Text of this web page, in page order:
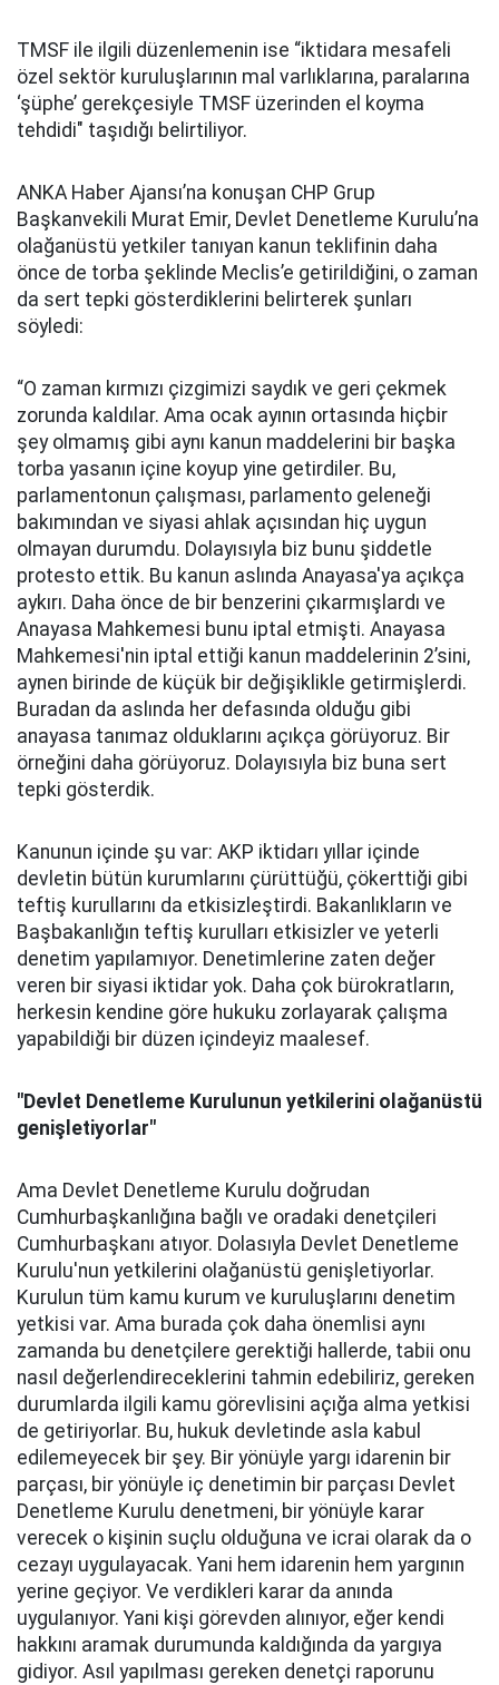
TMSF ile ilgili düzenlemenin ise “iktidara mesafeli
özel sektör kuruluşlarının mal varlıklarına, paralarına
‘şüphe’ gerekçesiyle TMSF üzerinden el koyma
tehdidi" taşıdığı belirtiliyor.
ANKA Haber Ajansı’na konuşan CHP Grup
Başkanvekili Murat Emir, Devlet Denetleme Kurulu’na
olağanüstü yetkiler tanıyan kanun teklifinin daha
önce de torba şeklinde Meclis’e getirildiğini, o zaman
da sert tepki gösterdiklerini belirterek şunları
söyledi:
“O zaman kırmızı çizgimizi saydık ve geri çekmek
zorunda kaldılar. Ama ocak ayının ortasında hiçbir
şey olmamış gibi aynı kanun maddelerini bir başka
torba yasanın içine koyup yine getirdiler. Bu,
parlamentonun çalışması, parlamento geleneği
bakımından ve siyasi ahlak açısından hiç uygun
olmayan durumdu. Dolayısıyla biz bunu şiddetle
protesto ettik. Bu kanun aslında Anayasa'ya açıkça
aykırı. Daha önce de bir benzerini çıkarmışlardı ve
Anayasa Mahkemesi bunu iptal etmişti. Anayasa
Mahkemesi'nin iptal ettiği kanun maddelerinin 2’sini,
aynen birinde de küçük bir değişiklikle getirmişlerdi.
Buradan da aslında her defasında olduğu gibi
anayasa tanımaz olduklarını açıkça görüyoruz. Bir
örneğini daha görüyoruz. Dolayısıyla biz buna sert
tepki gösterdik.
Kanunun içinde şu var: AKP iktidarı yıllar içinde
devletin bütün kurumlarını çürüttüğü, çökerttiği gibi
teftiş kurullarını da etkisizleştirdi. Bakanlıkların ve
Başbakanlığın teftiş kurulları etkisizler ve yeterli
denetim yapılamıyor. Denetimlerine zaten değer
veren bir siyasi iktidar yok. Daha çok bürokratların,
herkesin kendine göre hukuku zorlayarak çalışma
yapabildiği bir düzen içindeyiz maalesef.
"Devlet Denetleme Kurulunun yetkilerini olağanüstü
genişletiyorlar"
Ama Devlet Denetleme Kurulu doğrudan
Cumhurbaşkanlığına bağlı ve oradaki denetçileri
Cumhurbaşkanı atıyor. Dolasıyla Devlet Denetleme
Kurulu'nun yetkilerini olağanüstü genişletiyorlar.
Kurulun tüm kamu kurum ve kuruluşlarını denetim
yetkisi var. Ama burada çok daha önemlisi aynı
zamanda bu denetçilere gerektiği hallerde, tabii onu
nasıl değerlendireceklerini tahmin edebiliriz, gereken
durumlarda ilgili kamu görevlisini açığa alma yetkisi
de getiriyorlar. Bu, hukuk devletinde asla kabul
edilemeyecek bir şey. Bir yönüyle yargı idarenin bir
parçası, bir yönüyle iç denetimin bir parçası Devlet
Denetleme Kurulu denetmeni, bir yönüyle karar
verecek o kişinin suçlu olduğuna ve icrai olarak da o
cezayı uygulayacak. Yani hem idarenin hem yargının
yerine geçiyor. Ve verdikleri karar da anında
uygulanıyor. Yani kişi görevden alınıyor, eğer kendi
hakkını aramak durumunda kaldığında da yargıya
gidiyor. Asıl yapılması gereken denetçi raporunu